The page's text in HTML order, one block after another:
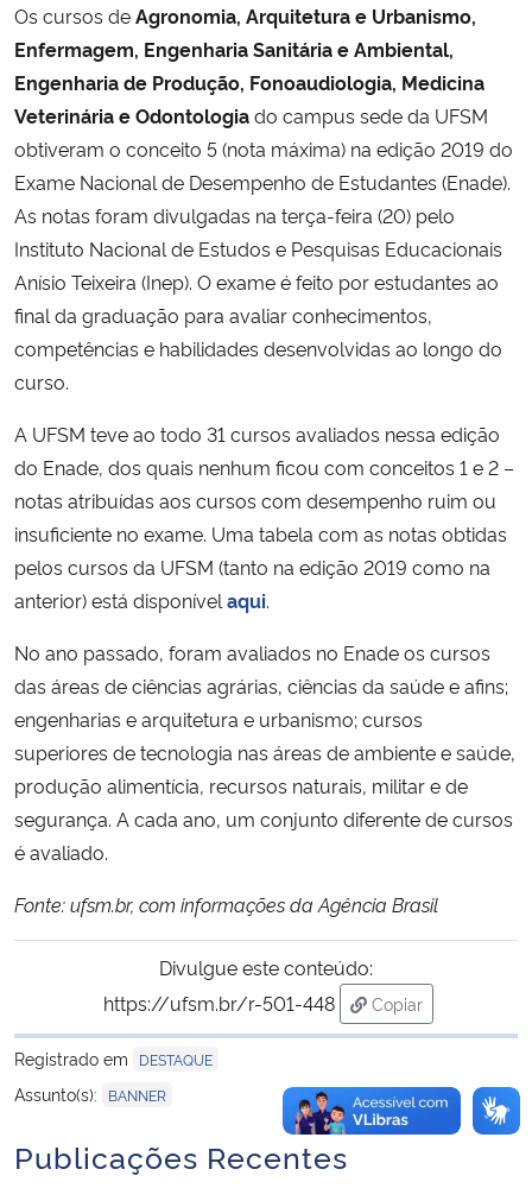
Ministério do Meio Ambiente
Ministério do Turismo
Ministério do Desenvolvimento Regional
Controladoria-Geral da União
Ministério da Mulher, da Família e dos Direitos Humanos
Secretaria-Geral
Gabinete de Segurança Institucional
Advocacia-Geral da União
Banco Central do Brasil
Planalto
Os cursos deAgronomia, Arquitetura e Urbanismo,
Enfermagem, Engenharia Sanitária e Ambiental,
Engenharia de Produção, Fonoaudiologia, Medicina
Veterinária e Odontologiado campus sede da UFSM
obtiveram o conceito 5 (nota máxima) na edição 2019 do
Exame Nacional de Desempenho de Estudantes (Enade).
As notas foram divulgadas na terça-feira (20) pelo
Instituto Nacional de Estudos e Pesquisas Educacionais
Anísio Teixeira (Inep). O exame é feito por estudantes ao
final da graduação para avaliar conhecimentos,
competências e habilidades desenvolvidas ao longo do
curso.
A UFSM teve ao todo 31 cursos avaliados nessa edição
do Enade, dos quais nenhum ficou com conceitos 1 e 2 –
notas atribuídas aos cursos com desempenho ruim ou
insuficiente no exame. Uma tabela com as notas obtidas
pelos cursos da UFSM (tanto na edição 2019 como na
anterior) está disponível aqui.
No ano passado, foram avaliados no Enade os cursos
das áreas de ciências agrárias, ciências da saúde e afins;
engenharias e arquitetura e urbanismo; cursos
superiores de tecnologia nas áreas de ambiente e saúde,
produção alimentícia, recursos naturais, militar e de
segurança. A cada ano, um conjunto diferente de cursos
é avaliado.
Fonte: ufsm.br, com informações da Agência Brasil
Divulgue este conteúdo:
https://ufsm.br/r-501-448
Copiar
para área de
Registrado em
DESTAQUE
Assunto(s): BANNER
Publicações Recentes